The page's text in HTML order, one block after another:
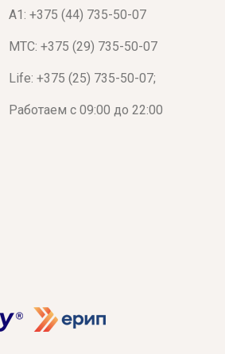
A1: +375 (44) 735-50-07
МТС: +375 (29) 735-50-07
Life: +375 (25) 735-50-07;
Работаем с 09:00 до 22:00